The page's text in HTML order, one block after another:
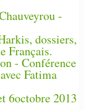
-
dossiers,
Français.
- Conférence
Fatima
6octobre 2013